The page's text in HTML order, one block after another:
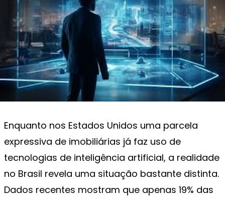
Enquanto nos Estados Unidos uma parcela
expressiva de imobiliárias já faz uso de
tecnologias de inteligência artificial, a realidade
no Brasil revela uma situação bastante distinta.
Dados recentes mostram que apenas 19% das